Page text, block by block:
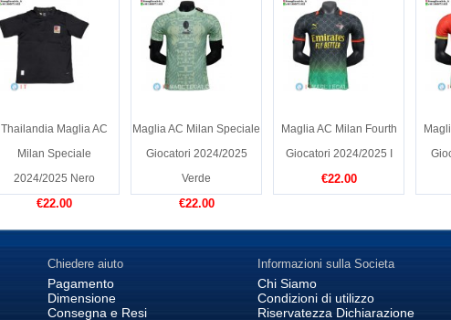
Thailandia Maglia AC
Milan Speciale
2024/2025 Nero
€22.00
Maglia AC Milan Speciale
Giocatori 2024/2025
Verde
€22.00
Maglia AC Milan Fourth
Giocatori 2024/2025 I
€22.00
Chiedere aiuto
Pagamento
Dimensione
Consegna e Resi
Informazioni sulla Societa
Chi Siamo
Condizioni di utilizzo
Riservatezza Dichiarazione